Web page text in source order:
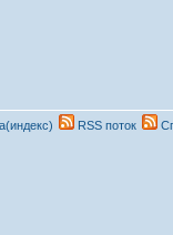
RSS поток